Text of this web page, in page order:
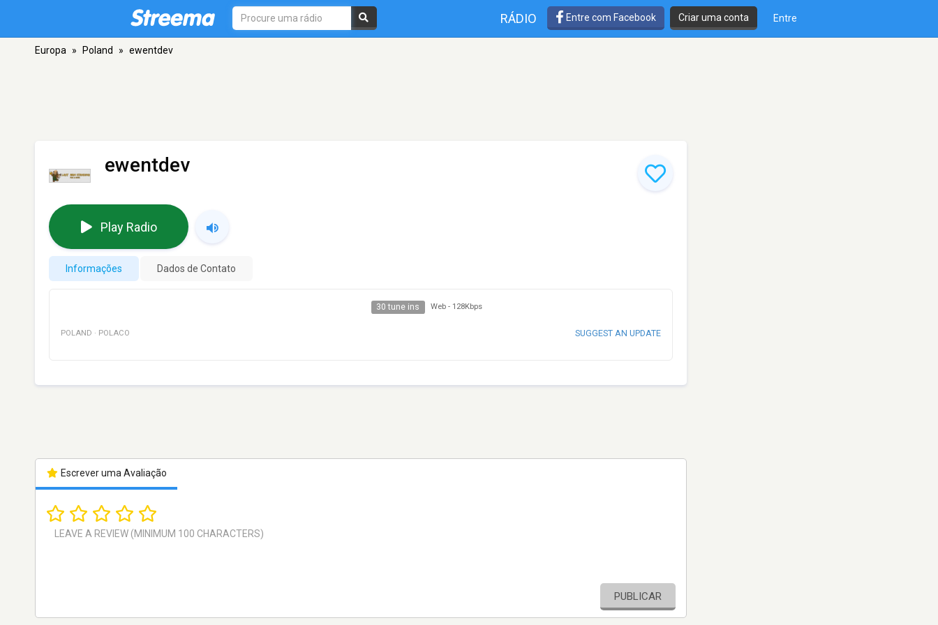
RÁDIO Entre com Facebook Criar uma conta Entre
Europa » Poland » ewentdev
ewentdev
Play Radio
Informações Dados de Contato
30 tune ins Web - 128Kbps
POLAND · POLACO SUGGEST AN UPDATE
Escrever uma Avaliação
PUBLICAR